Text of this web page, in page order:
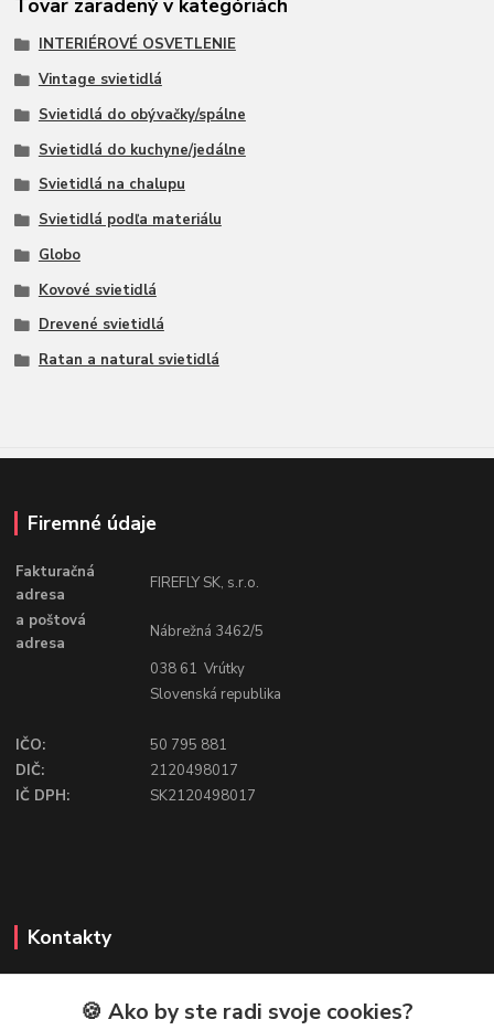
Tovar zaradený v kategóriách
INTERIÉROVÉ OSVETLENIE
Vintage svietidlá
Svietidlá do obývačky/spálne
Svietidlá do kuchyne/jedálne
Svietidlá na chalupu
Svietidlá podľa materiálu
Globo
Kovové svietidlá
Drevené svietidlá
Ratan a natural svietidlá
Firemné údaje
Fakturačná
adresa
FIREFLY SK, s.r.o.
a poštová
adresa
Nábrežná 3462/5
038 61 Vrútky
Slovenská republika
IČO:
50 795 881
DIČ:
2120498017
IČ DPH:
SK2120498017
Kontakty
FIREFLY SHOP🍪 Ako by ste radi svoje cookies?